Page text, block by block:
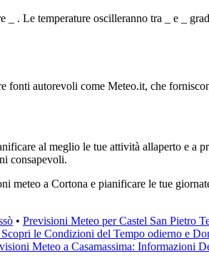
_ . Le temperature oscilleranno tra _ e _
autorevoli come Meteo.it, che
al meglio le tue attività allaperto e a
consapevoli.
meteo a Cortona e pianificare le tue
• Previsioni Meteo per Castel San Pietro
le Condizioni del Tempo odierno e
Meteo a Casamassima: Informazioni